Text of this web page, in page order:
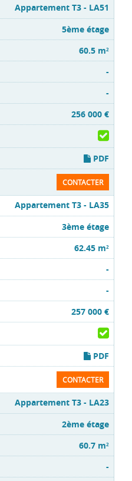
Appartement T3 - LA51
5ème étage
60.5 m2
-
-
256 000 €
PDF
CONTACTER
Appartement T3 - LA35
3ème étage
62.45 m2
-
-
257 000 €
PDF
CONTACTER
Appartement T3 - LA23
2ème étage
60.7 m2
-